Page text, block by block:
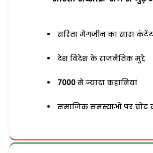
सरिता मैगजीन का सारा कंटेंट
देश विदेश के राजनैतिक मुद्दे
7000 से ज्यादा कहानियां
समाजिक समस्याओं पर